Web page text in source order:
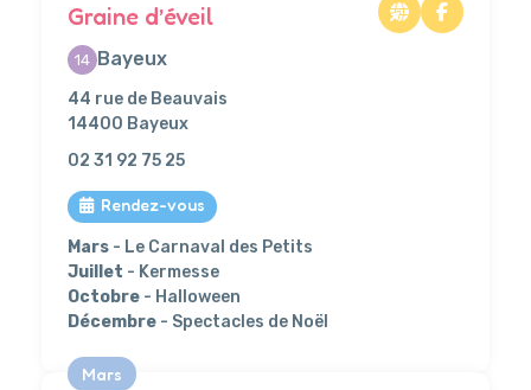
Graine d’éveil
14 Bayeux
44 rue de Beauvais
14400 Bayeux
02 31 92 75 25
Rendez-vous
Mars - Le Carnaval des Petits
Juillet - Kermesse
Octobre - Halloween
Décembre - Spectacles de Noël
Mars